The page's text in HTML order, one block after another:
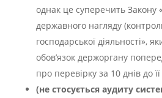
однак це суперечить Закону
державного нагляду
господарської діяльності»,
обов’язок держоргану
про перевірку за 10 днів до
(не стосується аудиту